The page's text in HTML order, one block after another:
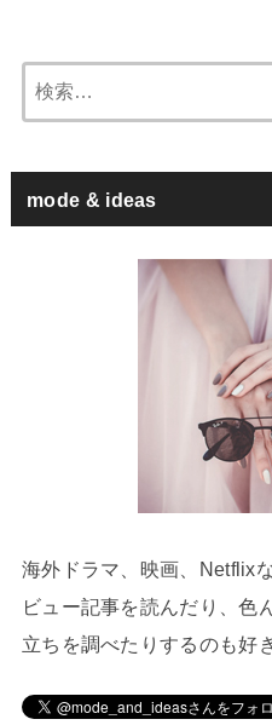
mode & ideas
海外ドラマ、映画、Netflix
ビュー記事を読んだり、色
立ちを調べたりするのも好